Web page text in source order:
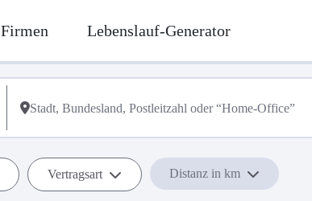
Firmen Lebenslauf-Generator
Vertragsart Distanz in km